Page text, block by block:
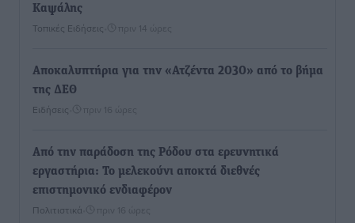
Καψάλης
Τοπικές Ειδήσεις πριν 14 ώρες
Αποκαλυπτήρια για την «Ατζέντα 2030» από το βήμα
της ΔΕΘ
Ειδήσεις πριν 16 ώρες
Από την παράδοση της Ρόδου στα ερευνητικά
εργαστήρια: Το μελεκούνι αποκτά διεθνές
επιστημονικό ενδιαφέρον
Πολιτιστικά πριν 16 ώρες